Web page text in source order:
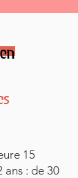
15
ans : de 30